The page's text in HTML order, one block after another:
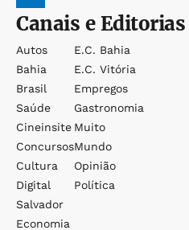
Canais e Editorias
Autos
Bahia
Brasil
Saúde
Cineinsite
Concursos
Cultura
Digital
Salvador
Economia
E.c. Bahia
E.c. Vitória
Empregos
Gastronomia
Muito
Mundo
Opinião
Política